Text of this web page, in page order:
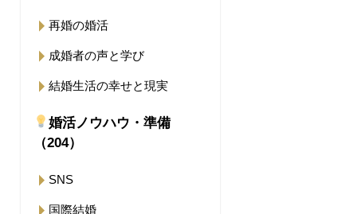
再婚の婚活
成婚者の声と学び
結婚生活の幸せと現実
婚活ノウハウ・準備
（204）
SNS
国際結婚